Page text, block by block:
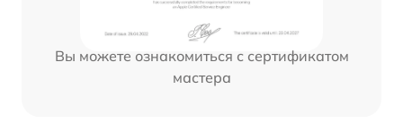
Вы можете ознакомиться с сертификатом
мастера